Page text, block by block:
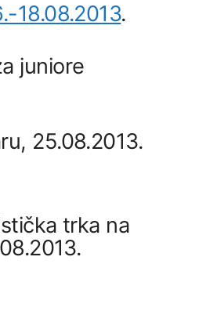
18.08.2013.
juniore
25.08.2013.
trka na